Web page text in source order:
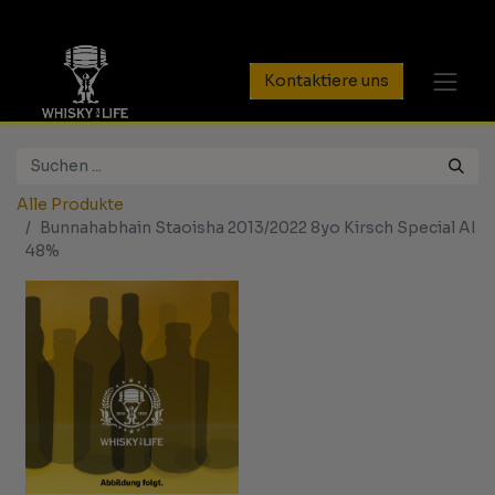
Kontaktiere uns
Alle Produkte
Bunnahabhain Staoisha 2013/2022 8yo Kirsch Special AI
48%